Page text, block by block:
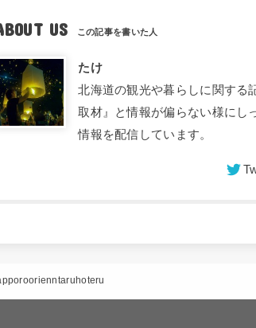
US
たけ
北海道の観光や暮らしに関する
取材』と情報が偏らない様にし
情報を配信しています。